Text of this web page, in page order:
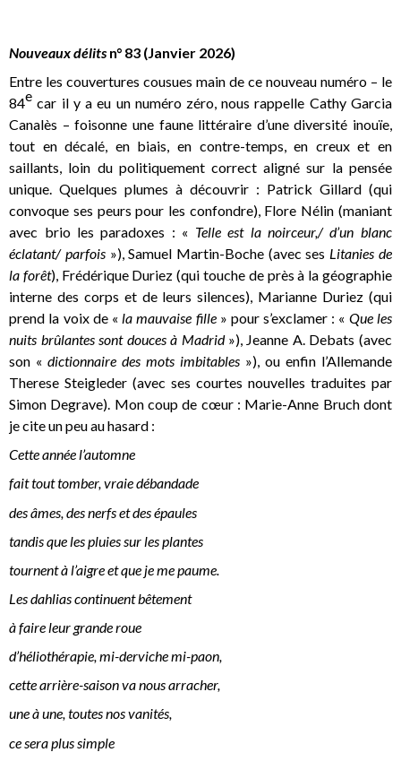
Nouveaux délits n° 83 (Janvier 2026)
Entre les couvertures cousues main de ce nouveau numéro – le
84e car il y a eu un numéro zéro, nous rappelle Cathy Garcia
Canalès – foisonne une faune littéraire d’une diversité inouïe,
tout en décalé, en biais, en contre-temps, en creux et en
saillants, loin du politiquement correct aligné sur la pensée
unique. Quelques plumes à découvrir : Patrick Gillard (qui
convoque ses peurs pour les confondre), Flore Nélin (maniant
avec brio les paradoxes : « Telle est la noirceur,/ d’un blanc
éclatant/ parfois»), Samuel Martin-Boche (avec ses Litanies de
la forêt), Frédérique Duriez (qui touche de près à la géographie
interne des corps et de leurs silences), Marianne Duriez (qui
prend la voix de «la mauvaise fille» pour s’exclamer : « Que les
nuits brûlantes sont douces à Madrid»), Jeanne A. Debats (avec
son «dictionnaire des mots imbitables »), ou enfin l’Allemande
Therese Steigleder (avec ses courtes nouvelles traduites par
Simon Degrave). Mon coup de cœur : Marie-Anne Bruch dont
je cite un peu au hasard :
Cette année l’automne
fait tout tomber, vraie débandade
des âmes, des nerfs et des épaules
tandis que les pluies sur les plantes
tournent à l’aigre et que je me paume.
Les dahlias continuent bêtement
à faire leur grande roue
d’héliothérapie, mi-derviche mi-paon,
cette arrière-saison va nous arracher,
une à une, toutes nos vanités,
ce sera plus simple